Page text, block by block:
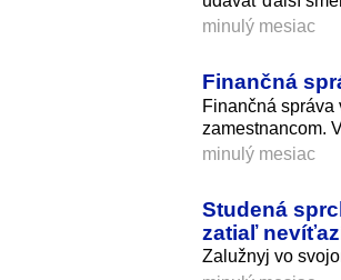
minulý mesiac
Finančná
Finančná správa
zamestnancom.
minulý mesiac
Studená
zatiaľ
Zalužnyj vo